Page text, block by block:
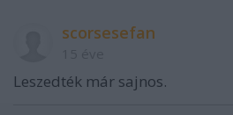
scorsesefan
Leszedték már sajnos.